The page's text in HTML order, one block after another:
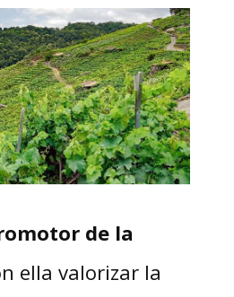
de la
ella valorizar la